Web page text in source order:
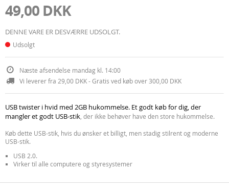
49,00 DKK
DENNE VARE ER DESVÆRRE UDSOLGT.
Udsolgt
Næste afsendelse mandag kl. 14:00
Vi leverer fra 29,00 DKK - Gratis ved køb over 300,00 DKK
USB twister i hvid med 2GB hukommelse. Et godt køb for dig, der
mangler et godt USB-stik , der ikke behøver have den store hukommelse.
Køb dette USB-stik, hvis du ønsker et billigt, men stadig stilrent og moderne
USB-stik.
USB 2.0.
Virker til alle computere og styresystemer